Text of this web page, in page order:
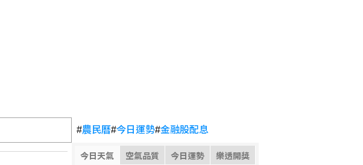
#農民曆#今日運勢#金融股配息
今日天氣 空氣品質 今日運勢 樂透開獎